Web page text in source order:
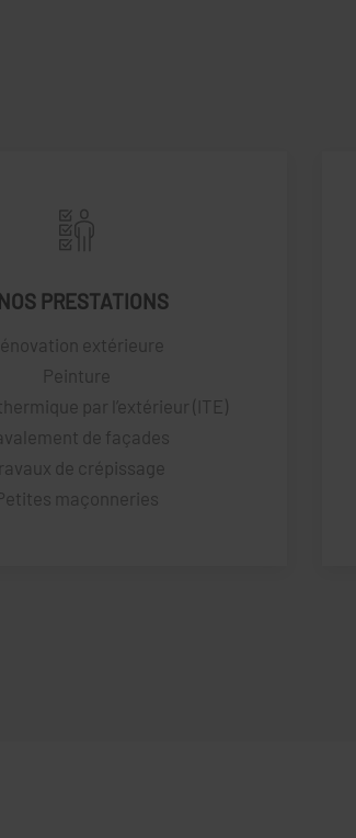
NOS PRESTATIONS
extérieure
Peinture
par l’extérieur (ITE)
de façades
de crépissage
maçonneries